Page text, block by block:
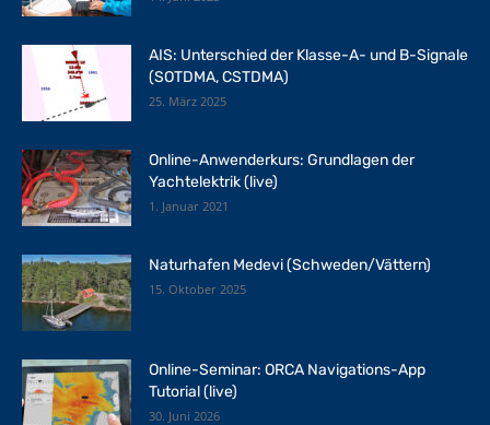
AIS: Unterschied der Klasse-A- und B-Signale
(SOTDMA, CSTDMA)
25. März 2025
Online-Anwenderkurs: Grundlagen der
Yachtelektrik (live)
1. Januar 2021
Naturhafen Medevi (Schweden/Vättern)
15. Oktober 2025
Online-Seminar: ORCA Navigations-App
Tutorial (live)
30. Juni 2026